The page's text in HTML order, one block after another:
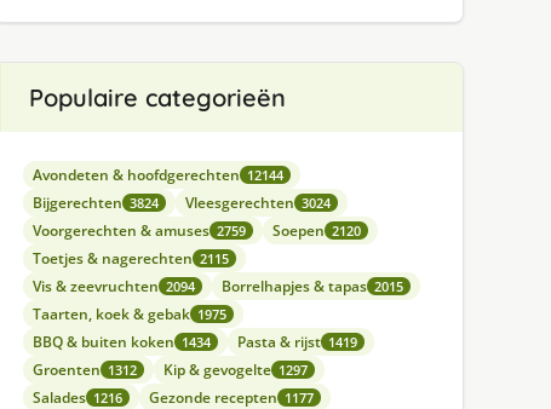
Populaire categorieën
Avondeten & hoofdgerechten 12144
Bijgerechten 3824 Vleesgerechten 3024
Voorgerechten & amuses 2759 Soepen 2120
Toetjes & nagerechten 2115
Vis & zeevruchten 2094 Borrelhapjes & tapas 2015
Taarten, koek & gebak 1975
BBQ & buiten koken 1434 Pasta & rijst 1419
Groenten 1312 Kip & gevogelte 1297
Salades 1216 Gezonde recepten 1177